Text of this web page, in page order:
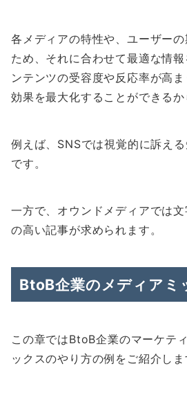
各メディアの特性や、ユーザー
ため、それに合わせて最適な情
ンテンツの受容度や反応率が高
効果を最大化することができるか
例えば、SNSでは視覚的に訴え
です。
一方で、オウンドメディアでは
の高い記事が求められます。
BtoB企業のメディアミ
この章ではBtoB企業のマーケテ
ックスのやり方の例をご紹介しま